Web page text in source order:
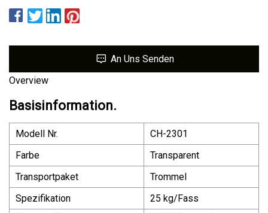
An Uns Senden
Overview
Basisinformation.
Modell Nr.
CH-2301
Farbe
Transparent
Transportpaket
Trommel
Spezifikation
25 kg/Fass